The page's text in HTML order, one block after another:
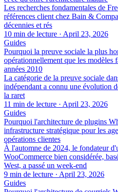
Les recherches fondamentales de
références client chez Bain &
décennies et rés
10 min de lecture · April 23, 2026
Guides
Pourquoi la preuve sociale la plus
opérationnellement que les modèles
années 2010
La catégorie de la preuve sociale
indépendant a connu une évolution
la raret
11 min de lecture · April 23, 2026
Guides
Pourquoi l'architecture de plugins
infrastructure stratégique pour les
opérations clientes
À l'automne de 2024, le fondateur
WooCommerce bien considérée,
West, a passé un week-end
9 min de lecture · April 23, 2026
Guides